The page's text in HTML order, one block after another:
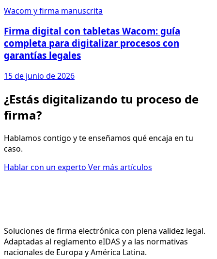
Wacom y firma manuscrita
Firma digital con tabletas Wacom: guía
completa para digitalizar procesos con
garantías legales
15 de junio de 2026
¿Estás digitalizando tu proceso de
firma?
Hablamos contigo y te enseñamos qué encaja en tu
caso.
Hablar con un experto Ver más artículos
Soluciones de firma electrónica con plena validez legal.
Adaptadas al reglamento eIDAS y a las normativas
nacionales de Europa y América Latina.